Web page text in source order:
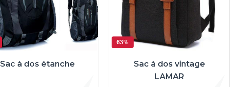
Sac à dos étanche
63%
Sac à dos vintage
LAMAR